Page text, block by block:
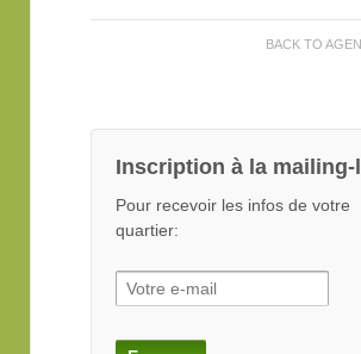
BACK TO
Inscription à la
Pour recevoir les infos de votre
quartier: